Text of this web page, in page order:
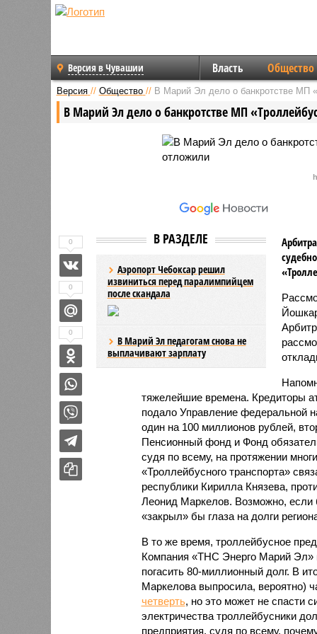
Версия в Чувашии Власть Общество
Версия // Общество // В Марий Эл дело о банкротстве МП
В Марий Эл дело о банкротстве МП
В РАЗДЕЛЕ
Аэропорт Чебоксар решил
извиниться перед паралимпийцем
после скандала
В Марий Эл педагогам снова не
выплачивают зарплату
тяжелейшие времена. Кредиторы
подало Управление федеральной
один на 100 миллионов рублей,
Пенсионный фонд и Фонд
судя по всему, на протяжении
«Троллейбусного транспорта»
республики Кирилла Князева,
Леонид Маркелов. Возможно, если
«закрыл» бы глаза на долги
В то же время, троллейбусное
Компания «ТНС Энерго Марий Эл»
погасить 80-миллионный долг. В
Маркелова выпросила, вероятно)
четверть, но это может не спасти
электричества троллейбусники
предприятия, судя по всему,
0
0
0